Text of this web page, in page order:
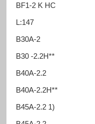
BF1-2 K HC
L:147
B30A-2
B30 -2.2H**
B40A-2.2
B40A-2.2H**
B45A-2.2 1)